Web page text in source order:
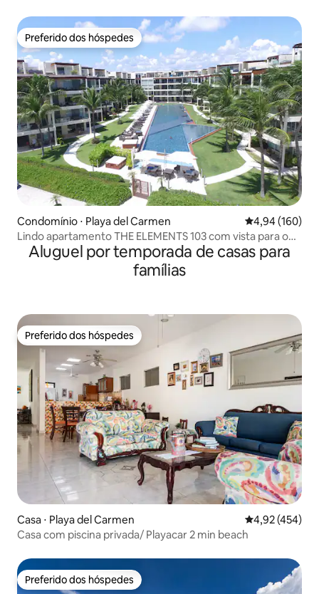
Preferido dos hóspedes
Preferido dos hóspedes
Condomínio ⋅ Playa del Carmen 4,94 de uma
4,94 (160)
Lindo apartamento THE ELEMENTS 103 com vista para o
mar
Aluguel por temporada de casas para
famílias
Preferido dos hóspedes
Preferido dos hóspedes
Casa ⋅ Playa del Carmen 4,92 de uma
4,92 (454)
Casa com piscina privada/ Playacar 2 min beach
Preferido dos hóspedes
Preferido dos hóspedes